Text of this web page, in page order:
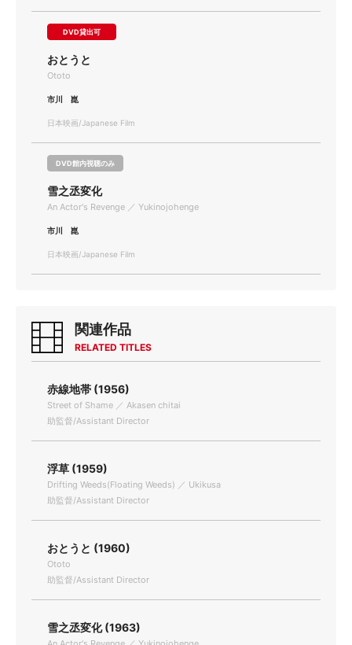
DVD貸出可
おとうと
Ototo
市川 崑
日本映画/Japanese Film
DVD館内視聴のみ
雪之丞変化
An Actor's Revenge ／ Yukinojohenge
市川 崑
日本映画/Japanese Film
関連作品
RELATED TITLES
赤線地帯 (1956)
Street of Shame ／ Akasen chitai
助監督/Assistant Director
浮草 (1959)
Drifting Weeds(Floating Weeds) ／ Ukikusa
助監督/Assistant Director
おとうと (1960)
Ototo
助監督/Assistant Director
雪之丞変化 (1963)